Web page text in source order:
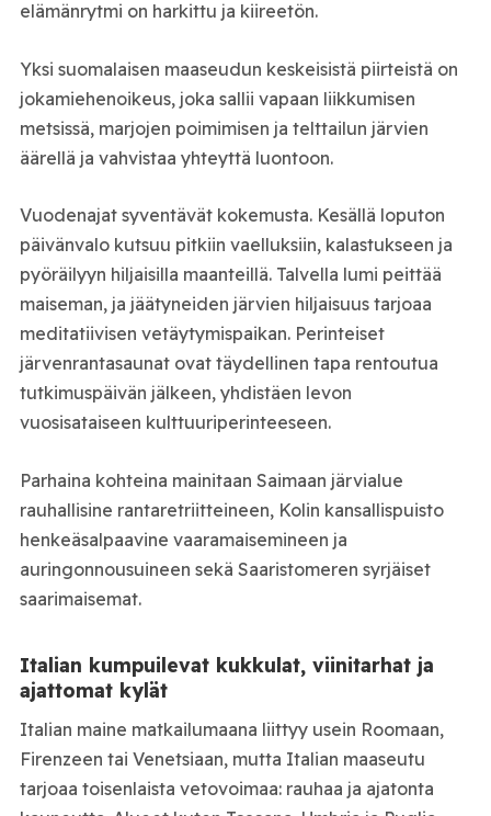
elämänrytmi on harkittu ja kiireetön.
Yksi suomalaisen maaseudun keskeisistä piirteistä on
jokamiehenoikeus, joka sallii vapaan liikkumisen
metsissä, marjojen poimimisen ja telttailun järvien
äärellä ja vahvistaa yhteyttä luontoon.
Vuodenajat syventävät kokemusta. Kesällä loputon
päivänvalo kutsuu pitkiin vaelluksiin, kalastukseen ja
pyöräilyyn hiljaisilla maanteillä. Talvella lumi peittää
maiseman, ja jäätyneiden järvien hiljaisuus tarjoaa
meditatiivisen vetäytymispaikan. Perinteiset
järvenrantasaunat ovat täydellinen tapa rentoutua
tutkimuspäivän jälkeen, yhdistäen levon
vuosisataiseen kulttuuriperinteeseen.
Parhaina kohteina mainitaan Saimaan järvialue
rauhallisine rantaretriitteineen, Kolin kansallispuisto
henkeäsalpaavine vaaramaisemineen ja
auringonnousuineen sekä Saaristomeren syrjäiset
saarimaisemat.
Italian kumpuilevat kukkulat, viinitarhat ja
ajattomat kylät
Italian maine matkailumaana liittyy usein Roomaan,
Firenzeen tai Venetsiaan, mutta Italian maaseutu
tarjoaa toisenlaista vetovoimaa: rauhaa ja ajatonta